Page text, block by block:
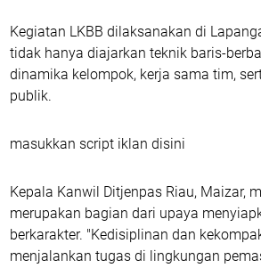
Kegiatan LKBB dilaksanakan di
tidak hanya diajarkan teknik baris-
dinamika kelompok, kerja sama tim,
publik.
masukkan script iklan disini
Kepala Kanwil Ditjenpas Riau, Maizar,
merupakan bagian dari upaya
berkarakter. "Kedisiplinan dan
menjalankan tugas di lingkungan